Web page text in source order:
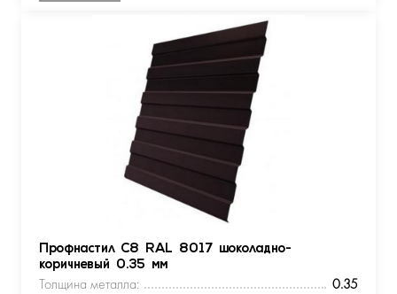
Профнастил С8 RAL 8017 шоколадно-
коричневый 0.35 мм
Толщина металла:
0.35